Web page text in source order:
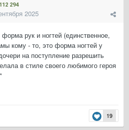
112 294
2025
рук и ногтей (единственное,
кому - то, это форма ногтей у
на поступление разрешить
в стиле своего любимого героя
19